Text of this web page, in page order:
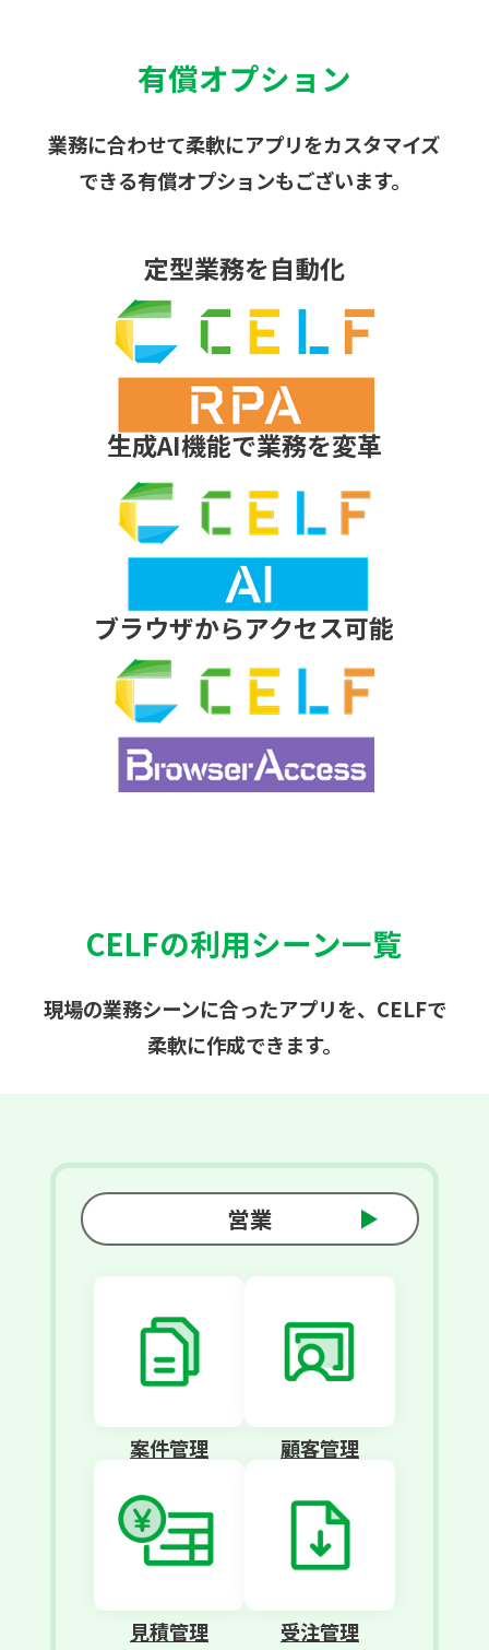
有償オプション
業務に合わせて柔軟にアプリをカスタマイズ
できる有償オプションもございます。
定型業務を自動化
生成AI機能で業務を変革
ブラウザからアクセス可能
CELFの利用シーン一覧
現場の業務シーンに合ったアプリを、CELFで
柔軟に作成できます。
営業
案件管理 顧客管理
見積管理 受注管理